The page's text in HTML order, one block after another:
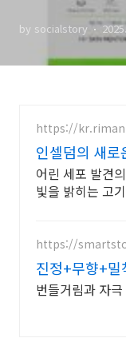
by socialstory
https://
인셀덤의 새로
어린 세포 발견
빛을 밝히는 고
https://
진정+무향+밀
번들거림과 자